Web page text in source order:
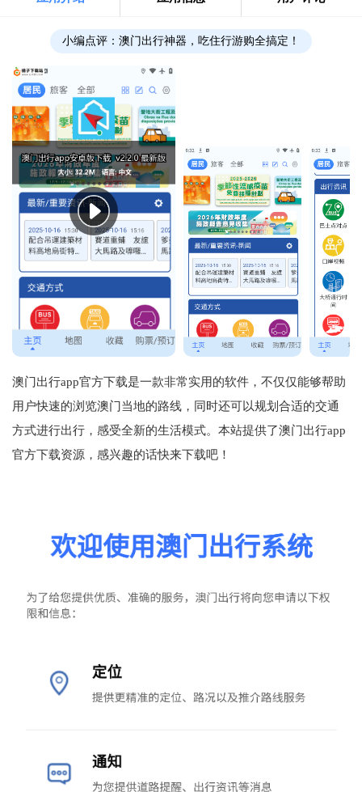
小编点评： 澳门出行神器，吃住行游购全搞定！
澳门出行app官方下载是一款非常实用的软件，不仅仅能够帮助
用户快速的浏览澳门当地的路线，同时还可以规划合适的交通
方式进行出行，感受全新的生活模式。本站提供了澳门出行app
官方下载资源，感兴趣的话快来下载吧！